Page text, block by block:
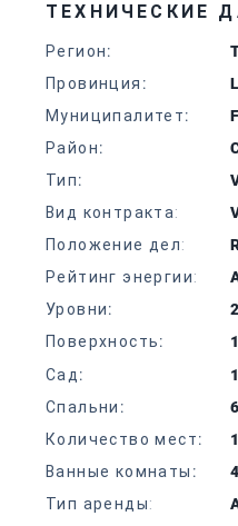
ТЕХНИЧЕСКИЕ
Регион:
Провинция :
Муниципалитет:
Район:
Тип:
Вид контракта:
Положение дел:
Рейтинг энергии:
Уровни:
2
Поверхность:
Сад:
Спальни :
6
Количество мест:
Ванные комнаты :
4
Тип аренды: